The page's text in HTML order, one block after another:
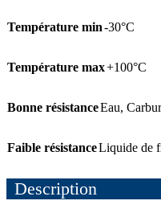
Température min-30°C
Température max+100°C
Bonne résistanceEau,
Faible résistanceLiquide de
Description